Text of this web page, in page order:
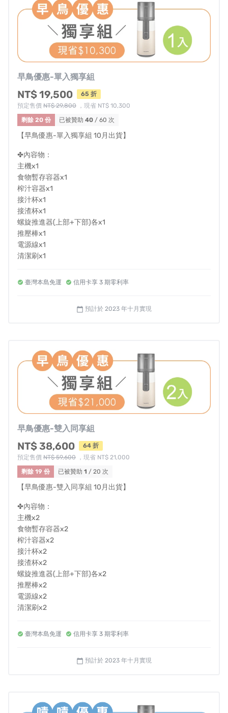
⚠你喝過會卡喉嚨的西芹汁嗎？
⚠你喝過會卡喉嚨又難吞嚥的西芹汁嗎？
趕快丟掉那些糟糕的印象！
HUROM全新升級H-420
能夠喝到更豐富的西芹精華
攪打過程低分貝運作
完全不擔心打擾到家人或鄰居喔！
繼李英愛代言第一代後
韓國上市一小時銷售一空
就連tvN"瑞鎮家"綜藝節目都指定專用
眾多網紅愛用推薦～
早鳥優惠-單入獨享組
NT$ 19,500
65 折
預定售價 NT$ 29,800 ，現省 NT$ 10,300
剩餘 20 份
已被贊助 40 / 60 次
【早鳥優惠-單入獨享組 10月出貨】
✤內容物：
主機x1
食物暫存容器x1
榨汁容器x1
接汁杯x1
接渣杯x1
螺旋推進器(上部+下部)各x1
推壓棒x1
電源線x1
清潔刷x1
---------------
*若有台灣離島寄送需求請先私訊我們詢問，酌收運費
臺灣本島免運 信用卡享 3 期零利率
calendar_today 預計於 2023 年十月實現
早鳥優惠-雙入同享組
NT$ 38,600
64 折
預定售價 NT$ 59,600 ，現省 NT$ 21,000
剩餘 19 份
已被贊助 1 / 20 次
【早鳥優惠-雙入同享組 10月出貨】
✤內容物：
主機x2
食物暫存容器x2
榨汁容器x2
接汁杯x2
接渣杯x2
螺旋推進器(上部+下部)各x2
推壓棒x2
電源線x2
清潔刷x2
---------------
*若有台灣離島寄送需求請先私訊我們詢問，酌收運費
臺灣本島免運 信用卡享 3 期零利率
calendar_today 預計於 2023 年十月實現